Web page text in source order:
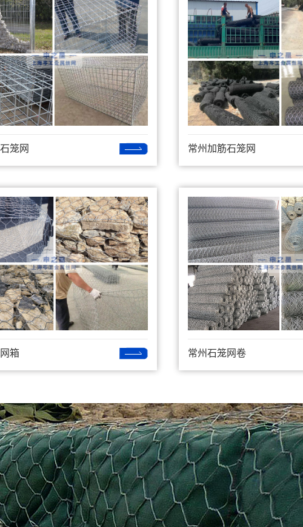
笼网 常州加筋石笼网
箱 常州石笼网卷